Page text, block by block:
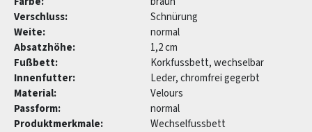
Verschluss:
Schnürung
Weite:
normal
Absatzhöhe:
1,2 cm
Fußbett:
Korkfussbett, wechselbar
Innenfutter:
Leder, chromfrei gegerbt
Material:
Velours
Passform:
normal
Produktmerkmale:
Wechselfussbett